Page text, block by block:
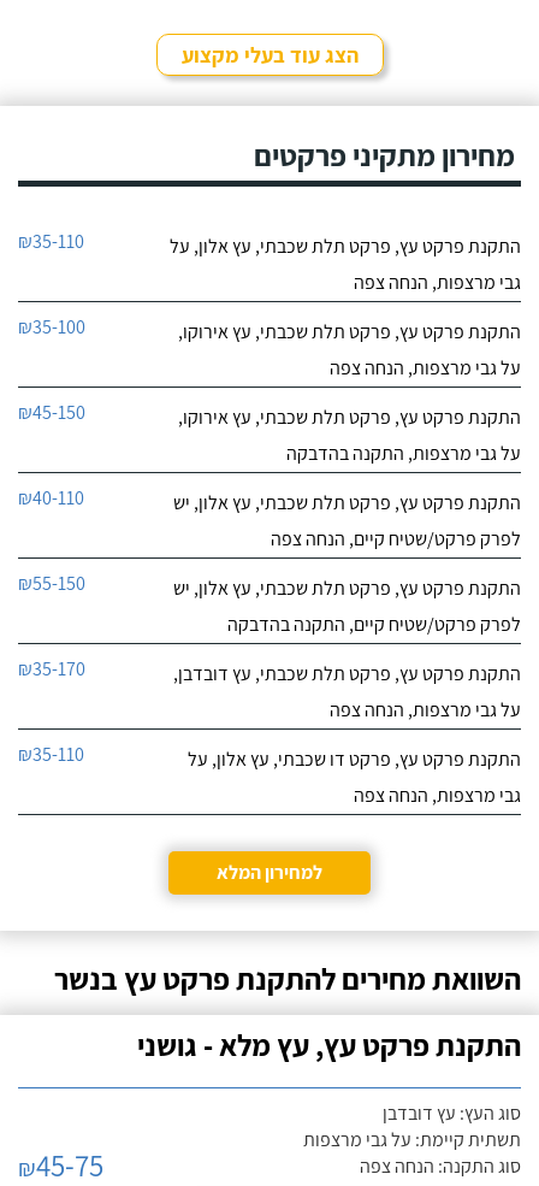
הצג עוד בעלי מקצוע
מחירון מתקיני פרקטים
התקנת פרקט עץ, פרקט תלת שכבתי, עץ אלון, על
גבי מרצפות, הנחה צפה
₪35-110
התקנת פרקט עץ, פרקט תלת שכבתי, עץ אירוקו,
על גבי מרצפות, הנחה צפה
₪35-100
התקנת פרקט עץ, פרקט תלת שכבתי, עץ אירוקו,
על גבי מרצפות, התקנה בהדבקה
₪45-150
התקנת פרקט עץ, פרקט תלת שכבתי, עץ אלון, יש
לפרק פרקט/שטיח קיים, הנחה צפה
₪40-110
התקנת פרקט עץ, פרקט תלת שכבתי, עץ אלון, יש
לפרק פרקט/שטיח קיים, התקנה בהדבקה
₪55-150
התקנת פרקט עץ, פרקט תלת שכבתי, עץ דובדבן,
על גבי מרצפות, הנחה צפה
₪35-170
התקנת פרקט עץ, פרקט דו שכבתי, עץ אלון, על
גבי מרצפות, הנחה צפה
₪35-110
למחירון המלא
השוואת מחירים להתקנת פרקט עץ בנשר
התקנת פרקט עץ, עץ מלא - גושני
סוג העץ: עץ דובדבן
תשתית קיימת: על גבי מרצפות
סוג התקנה: הנחה צפה
₪45-75